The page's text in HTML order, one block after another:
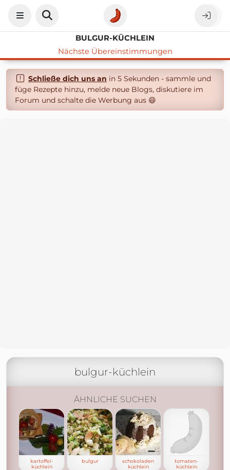
BULGUR-KÜCHLEIN
Nächste Übereinstimmungen
Schließe dich uns an in 5 Sekunden - sammle und
füge Rezepte hinzu, melde neue Blogs, diskutiere im
Forum und schalte die Werbung aus 😄
bulgur-küchlein
ÄHNLICHE SUCHEN
kartoffel-
küchlein
bulgur
schokoladen
küchlein
tomaten-
küchlein